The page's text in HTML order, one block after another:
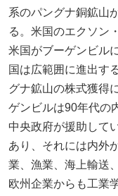
系のパングナ銅鉱山
る。米国のエクソン
米国がブーゲンビル
国は広範囲に進出す
グナ鉱山の株式獲得
ゲンビルは90年代の
中央政府が援助して
あり、それには内外
業、漁業、海上輸送
欧州企業からも工業